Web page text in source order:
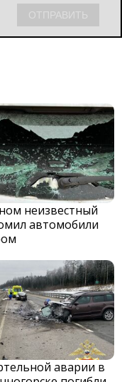
неизвестный
автомобили
аварии в